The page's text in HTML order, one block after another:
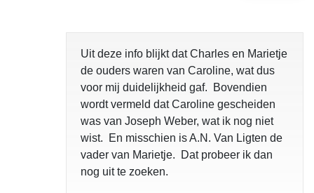
Uit deze info blijkt dat Charles en Marietje
de ouders waren van Caroline, wat dus
voor mij duidelijkheid gaf. Bovendien
wordt vermeld dat Caroline gescheiden
was van Joseph Weber, wat ik nog niet
wist. En misschien is A.N. Van Ligten de
vader van Marietje. Dat probeer ik dan
nog uit te zoeken.